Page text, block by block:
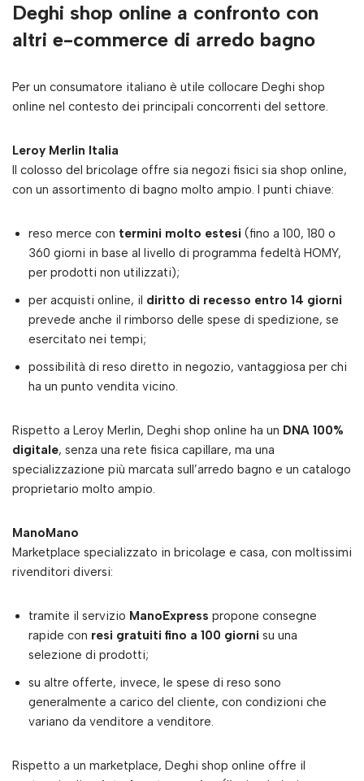
Deghi shop online a confronto con
altri e-commerce di arredo bagno
Per un consumatore italiano è utile collocare Deghi shop
online nel contesto dei principali concorrenti del settore.
Leroy Merlin Italia
Il colosso del bricolage offre sia negozi fisici sia shop online,
con un assortimento di bagno molto ampio. I punti chiave:
reso merce con termini molto estesi (fino a 100, 180 o
360 giorni in base al livello di programma fedeltà HOMY,
per prodotti non utilizzati);
per acquisti online, il diritto di recesso entro 14 giorni
prevede anche il rimborso delle spese di spedizione, se
esercitato nei tempi;
possibilità di reso diretto in negozio, vantaggiosa per chi
ha un punto vendita vicino.
Rispetto a Leroy Merlin, Deghi shop online ha un DNA 100%
digitale, senza una rete fisica capillare, ma una
specializzazione più marcata sull’arredo bagno e un catalogo
proprietario molto ampio.
ManoMano
Marketplace specializzato in bricolage e casa, con moltissimi
rivenditori diversi:
tramite il servizio ManoExpress propone consegne
rapide con resi gratuiti fino a 100 giorni su una
selezione di prodotti;
su altre offerte, invece, le spese di reso sono
generalmente a carico del cliente, con condizioni che
variano da venditore a venditore.
Rispetto a un marketplace, Deghi shop online offre il